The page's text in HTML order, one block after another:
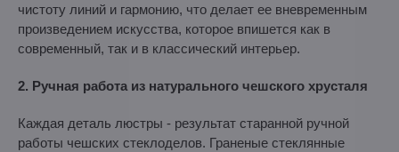
чистоту линий и гармонию, что делает ее вневременным
произведением искусства, которое впишется как в
современный, так и в классический интерьер.
2. Ручная работа из натурального чешского хрусталя
Каждая деталь люстры - результат старанной ручной
работы чешских стеклоделов. Граненые стеклянные